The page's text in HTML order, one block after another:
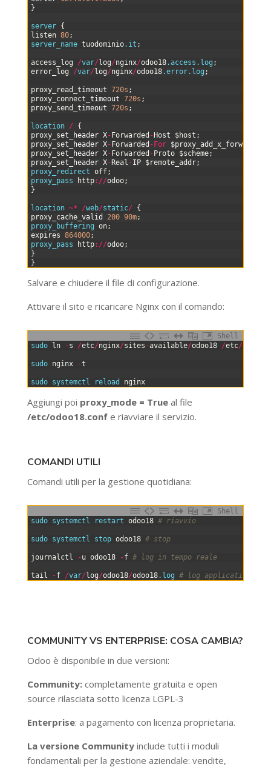
}
server {
listen 80;
server_name tuodominio.it ;
access_log /var/log/nginx/odoo18.access .log ;
error_log
/var/log/nginx/odoo18.error.log ;
proxy_read timeout 720s ;
proxy_connect timeout 720s ;
proxy_send
timeout 720s ;
location /
{
proxy_set
header X-Forwarded -Host $host ;
proxy_set
header X-Forwarded -For
proxy_set
header X-Forwarded -Proto $scheme;
proxy_set
header X-Real -IP $remote_addr;
proxy_redirect off;
proxy_pass
http: //odoo;
}
location ~* /web/static/
{
proxy_cache_ valid 200 90m;
proxy_buffering on;
expires 864000;
proxy_pass
http: //odoo;
}
}
Salvare e chiudere il file di configurazione.
Attivare il sito e ricaricare Nginx con il comando:
Shell
sudo ln -s /etc/nginx/sites -available/odoo18 /etc/
sudo nginx -t
sudo systemctl reload nginx
Aggiungi poi proxy_mode = Trueal file
/etc/odoo18.confe riavviare il servizio.
COMANDI UTILI
Comandi utili per la gestione quotidiana:
Shell
sudo systemctl restart odoo18 # riavvio
sudo systemctl stop odoo18 # stop
journalctl -u odoo18 -f # log in tempo reale
tail -f /var/log/odoo18/odoo18.log # log applicativo
COMMUNITY VS ENTERPRISE: COSA CAMBIA?
Odoo è disponibile in due versioni:
Community:completamente gratuita e open
source rilasciata sotto licenza LGPL-3
Enterprise: a pagamento con licenza proprietaria.
La versione Communityinclude tutti i moduli
fondamentali per la gestione aziendale: vendite,